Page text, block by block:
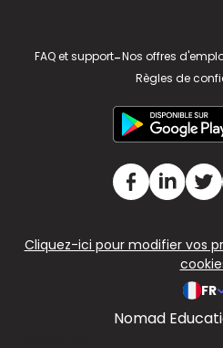
FAQ et support-Nos offres
Règles de
Cliquez-ici pour modifier vos
FR
Nomad